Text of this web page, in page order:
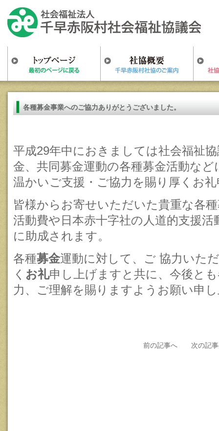
各種募金事業へのご協力ありがとうございました。
平成29年中におきましては社会福祉
金、共同募金運動の各種募金活動な
温かいご支援・ご協力を賜り厚くお
皆様からお寄せいただいた貴重な各
活動費や日本赤十字社の人道的支援
に助成されます。
各種募金運動に対して、ご 協力いた
く お礼申し上げますと共に、今後と
力、ご理解を賜りますようお願い申
前の記事へ 次の記